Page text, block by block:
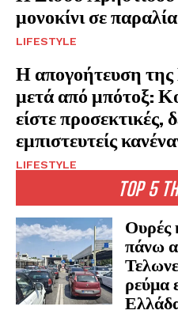
μονοκίνι σε
LIFESTYLE
Η απογοήτευση της
μετά από μπότοξ:
είστε προσεκτικές,
εμπιστευτείς
LIFESTYLE
TOP 5
Ουρές
πάνω
ρεύμα